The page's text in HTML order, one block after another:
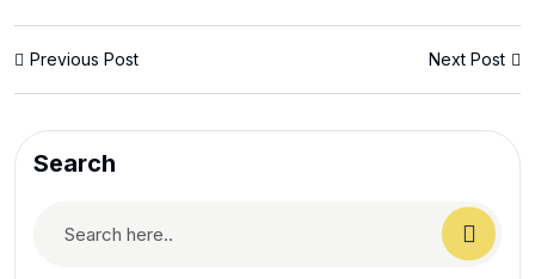
Previous Post Next Post
Search